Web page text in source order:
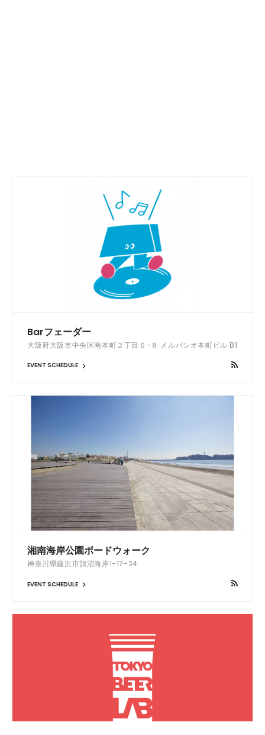
Barフェーダー
大阪府大阪市中央区南本町２丁目６−８ メルパシオ本町ビル B1
EVENT SCHEDULE
湘南海岸公園ボードウォーク
神奈川県藤沢市鵠沼海岸1-17-24
EVENT SCHEDULE